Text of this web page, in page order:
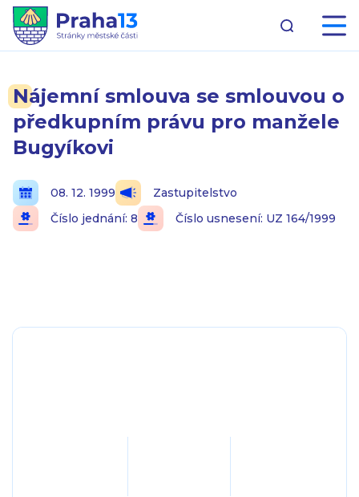
Nájemní smlouva se smlouvou o
předkupním právu pro manžele
Bugyíkovi
08. 12. 1999
Zastupitelstvo
Číslo jednání: 8
Číslo usnesení: UZ 164/1999